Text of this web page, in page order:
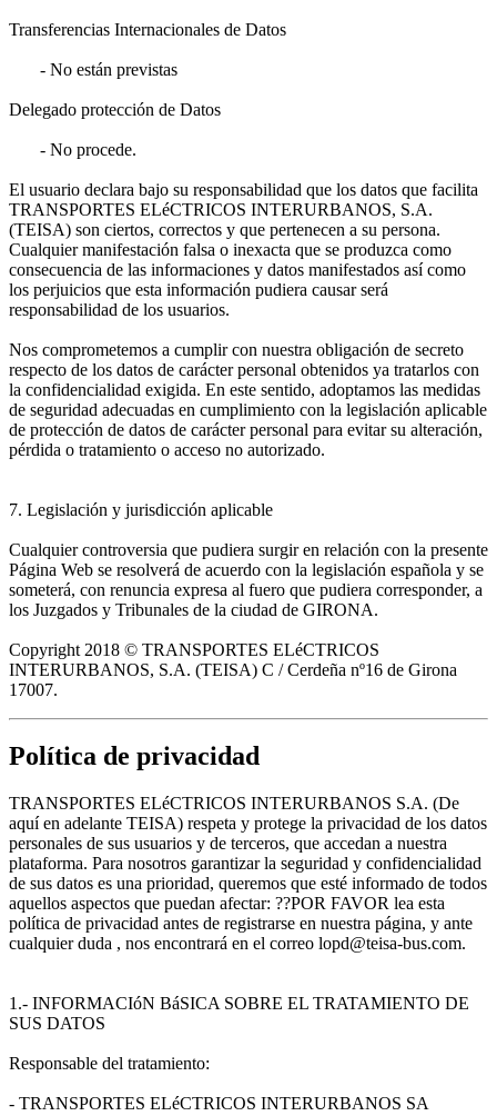
Transferencias Internacionales de Datos
- No están previstas
Delegado protección de Datos
- No procede.
El usuario declara bajo su responsabilidad que los datos que facilita
TRANSPORTES ELéCTRICOS INTERURBANOS, S.A.
(TEISA) son ciertos, correctos y que pertenecen a su persona.
Cualquier manifestación falsa o inexacta que se produzca como
consecuencia de las informaciones y datos manifestados así como
los perjuicios que esta información pudiera causar será
responsabilidad de los usuarios.
Nos comprometemos a cumplir con nuestra obligación de secreto
respecto de los datos de carácter personal obtenidos ya tratarlos con
la confidencialidad exigida. En este sentido, adoptamos las medidas
de seguridad adecuadas en cumplimiento con la legislación aplicable
de protección de datos de carácter personal para evitar su alteración,
pérdida o tratamiento o acceso no autorizado.
7. Legislación y jurisdicción aplicable
Cualquier controversia que pudiera surgir en relación con la presente
Página Web se resolverá de acuerdo con la legislación española y se
someterá, con renuncia expresa al fuero que pudiera corresponder, a
los Juzgados y Tribunales de la ciudad de GIRONA.
Copyright 2018 © TRANSPORTES ELéCTRICOS
INTERURBANOS, S.A. (TEISA) C / Cerdeña nº16 de Girona
17007.
Política de privacidad
TRANSPORTES ELéCTRICOS INTERURBANOS S.A. (De
aquí en adelante TEISA) respeta y protege la privacidad de los datos
personales de sus usuarios y de terceros, que accedan a nuestra
plataforma. Para nosotros garantizar la seguridad y confidencialidad
de sus datos es una prioridad, queremos que esté informado de todos
aquellos aspectos que puedan afectar: ??POR FAVOR lea esta
política de privacidad antes de registrarse en nuestra página, y ante
cualquier duda , nos encontrará en el correo lopd@teisa-bus.com.
1.- INFORMACIóN BáSICA SOBRE EL TRATAMIENTO DE
SUS DATOS
Responsable del tratamiento:
- TRANSPORTES ELéCTRICOS INTERURBANOS SA